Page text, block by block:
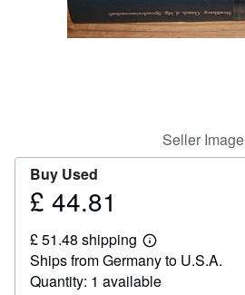
Seller Image
Buy Used
Price
44.81
£ 44.81
£ 51.48 shipping
Learn
more
about
shipping
Ships from Germany to U.S.A.
Quantity: 1 available